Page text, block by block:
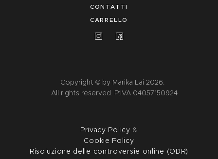
CONTATTI
CARRELLO
Copyright © by Marika Lai 2026.
All rights reserved. P:IVA 04057150924
Privacy Policy &
Cookie Policy
Risoluzione delle controversie online (ODR)